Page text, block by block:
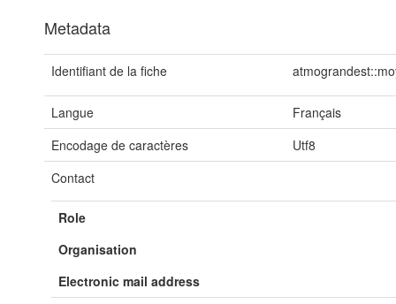
Metadata
Identifiant de la fiche
Langue
Français
Encodage de caractères
Utf8
Contact
Role
Organisation
Electronic mail address